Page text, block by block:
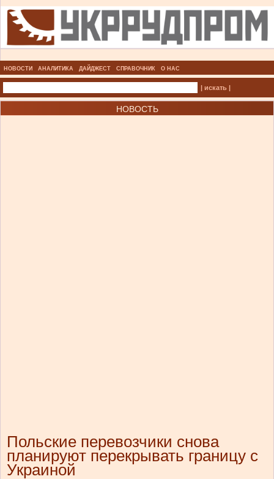
НОВОСТИ АНАЛИТИКА ДАЙДЖЕСТ СПРАВОЧНИК О НАС
| искать |
НОВОСТЬ
Польские перевозчики снова
планируют перекрывать границу с
Украиной